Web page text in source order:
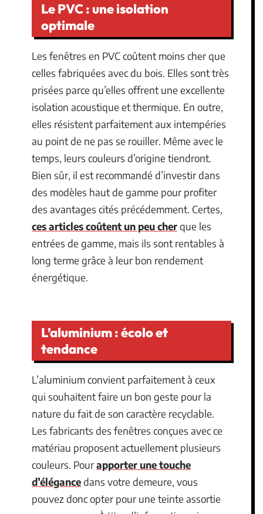
Le PVC : une isolation
optimale
Les fenêtres en PVC coûtent moins cher que
celles fabriquées avec du bois. Elles sont très
prisées parce qu’elles offrent une excellente
isolation acoustique et thermique. En outre,
elles résistent parfaitement aux intempéries
au point de ne pas se rouiller. Même avec le
temps, leurs couleurs d’origine tiendront.
Bien sûr, il est recommandé d’investir dans
des modèles haut de gamme pour profiter
des avantages cités précédemment. Certes,
ces articles coûtent un peu cherque les
entrées de gamme, mais ils sont rentables à
long terme grâce à leur bon rendement
énergétique.
L’aluminium : écolo et
tendance
L’aluminium convient parfaitement à ceux
qui souhaitent faire un bon geste pour la
nature du fait de son caractère recyclable.
Les fabricants des fenêtres conçues avec ce
matériau proposent actuellement plusieurs
couleurs. Pourapporter une touche
d’élégancedans votre demeure, vous
pouvez donc opter pour une teinte assortie